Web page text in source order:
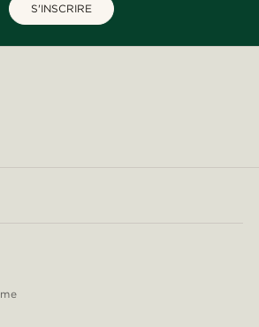
S'INSCRIRE